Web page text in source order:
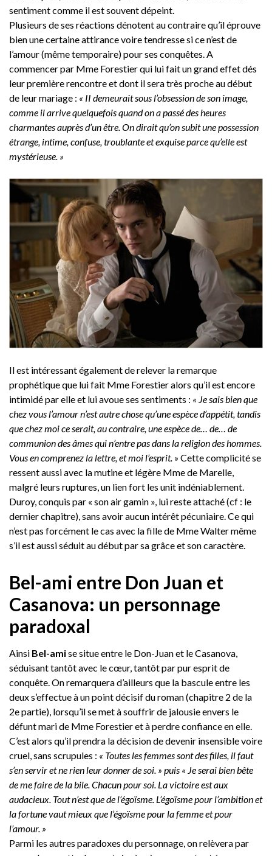
sentiment comme il est souvent dépeint.
Plusieurs de ses réactions dénotent au contraire qu’il éprouve
bien une certaine attirance voire tendresse si ce n’est de
l’amour (même temporaire) pour ses conquêtes. A
commencer par Mme Forestier qui lui fait un grand effet dés
leur première rencontre et dont il sera très proche au début
de leur mariage : « II demeurait sous l’obsession de son image,
comme il arrive quelquefois quand on a passé des heures
charmantes auprès d’un être. On dirait qu’on subit une possession
étrange, intime, confuse, troublante et exquise parce qu’elle est
mystérieuse. »
Il est intéressant également de relever la remarque
prophétique que lui fait Mme Forestier alors qu’il est encore
intimidé par elle et lui avoue ses sentiments : « Je sais bien que
chez vous l’amour n’est autre chose qu’une espèce d’appétit, tandis
que chez moi ce serait, au contraire, une espèce de… de… de
communion des âmes qui n’entre pas dans la religion des hommes.
Vous en comprenez la lettre, et moi l’esprit. » Cette complicité se
ressent aussi avec la mutine et légère Mme de Marelle,
malgré leurs ruptures, un lien fort les unit indéniablement.
Duroy, conquis par « son air gamin », lui reste attaché (cf : le
dernier chapitre), sans avoir aucun intérêt pécuniaire. Ce qui
n’est pas forcément le cas avec la fille de Mme Walter même
s’il est aussi séduit au début par sa grâce et son caractère.
Bel-ami entre Don Juan et
Casanova: un personnage
paradoxal
Ainsi Bel-amise situe entre le Don-Juan et le Casanova,
séduisant tantôt avec le cœur, tantôt par pur esprit de
conquête. On remarquera d’ailleurs que la bascule entre les
deux s’effectue à un point décisif du roman (chapitre 2 de la
2e partie), lorsqu’il se met à souffrir de jalousie envers le
défunt mari de Mme Forestier et à perdre confiance en elle.
C’est alors qu’il prendra la décision de devenir insensible voire
cruel, sans scrupules : « Toutes les femmes sont des filles, il faut
s’en servir et ne rien leur donner de soi. » puis « Je serai bien bête
de me faire de la bile. Chacun pour soi. La victoire est aux
audacieux. Tout n’est que de l’égoïsme. L’égoïsme pour l’ambition et
la fortune vaut mieux que l’égoïsme pour la femme et pour
l’amour. »
Parmi les autres paradoxes du personnage, on relèvera par